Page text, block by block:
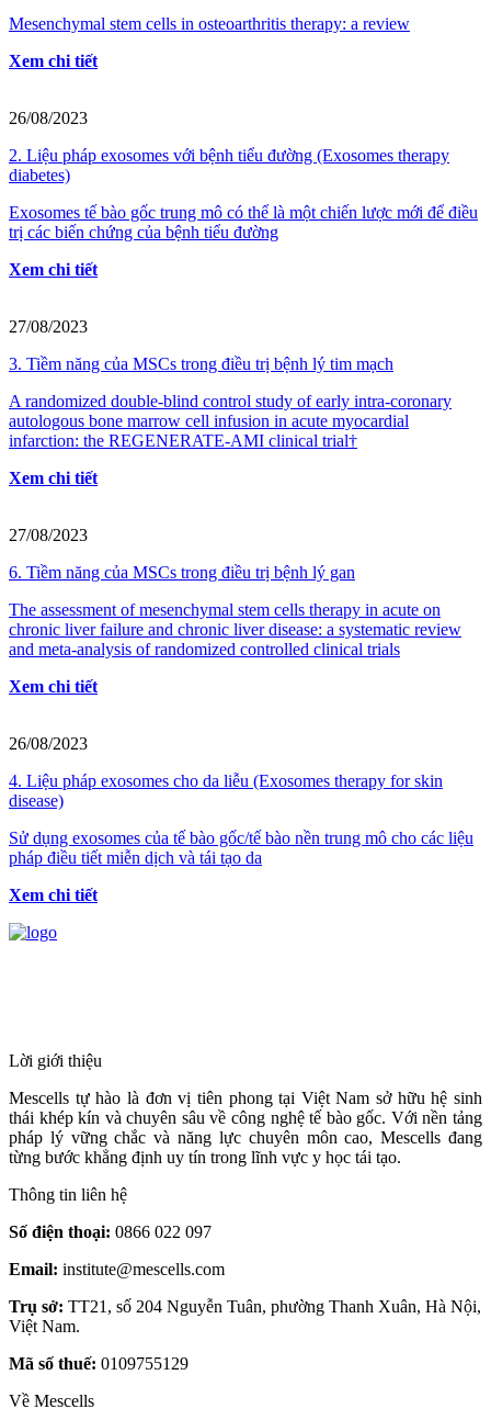
Mesenchymal stem cells in osteoarthritis therapy: a review
Xem chi tiết
26/08/2023
2. Liệu pháp exosomes với bệnh tiểu đường (Exosomes therapy
diabetes)
Exosomes tế bào gốc trung mô có thể là một chiến lược mới để điều
trị các biến chứng của bệnh tiểu đường
Xem chi tiết
27/08/2023
3. Tiềm năng của MSCs trong điều trị bệnh lý tim mạch
A randomized double-blind control study of early intra-coronary
autologous bone marrow cell infusion in acute myocardial
infarction: the REGENERATE-AMI clinical trial†
Xem chi tiết
27/08/2023
6. Tiềm năng của MSCs trong điều trị bệnh lý gan
The assessment of mesenchymal stem cells therapy in acute on
chronic liver failure and chronic liver disease: a systematic review
and meta-analysis of randomized controlled clinical trials
Xem chi tiết
26/08/2023
4. Liệu pháp exosomes cho da liễu (Exosomes therapy for skin
disease)
Sử dụng exosomes của tế bào gốc/tế bào nền trung mô cho các liệu
pháp điều tiết miễn dịch và tái tạo da
Xem chi tiết
Lời giới thiệu
Mescells tự hào là đơn vị tiên phong tại Việt Nam sở hữu hệ sinh
thái khép kín và chuyên sâu về công nghệ tế bào gốc. Với nền tảng
pháp lý vững chắc và năng lực chuyên môn cao, Mescells đang
từng bước khẳng định uy tín trong lĩnh vực y học tái tạo.
Thông tin liên hệ
Số điện thoại: 0866 022 097
Email: institute@mescells.com
Trụ sở: TT21, số 204 Nguyễn Tuân, phường Thanh Xuân, Hà Nội,
Việt Nam.
Mã số thuế: 0109755129
Về Mescells